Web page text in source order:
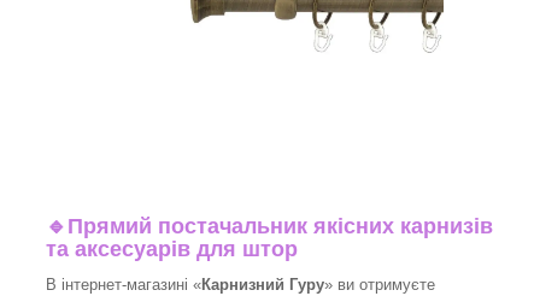
🔹 Прямий постачальник якісних карнизів
та аксесуарів для штор
В інтернет-магазині «Карнизний Гуру» ви отримуєте